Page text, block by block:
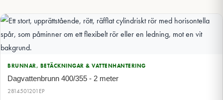
BRUNNAR, BETÄCKNINGAR & VATTENHANTERING
Dagvattenbrunn 400/355 - 2 meter
2814501201EP